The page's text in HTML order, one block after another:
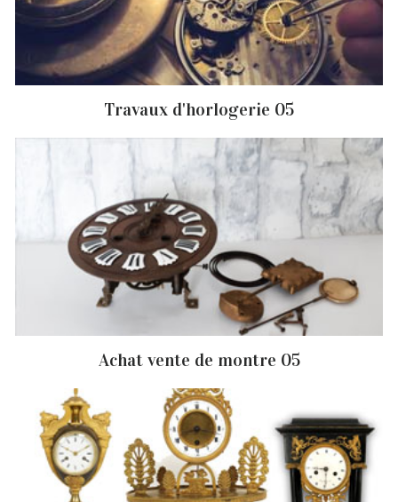
Travaux d'horlogerie 05
Achat vente de montre 05